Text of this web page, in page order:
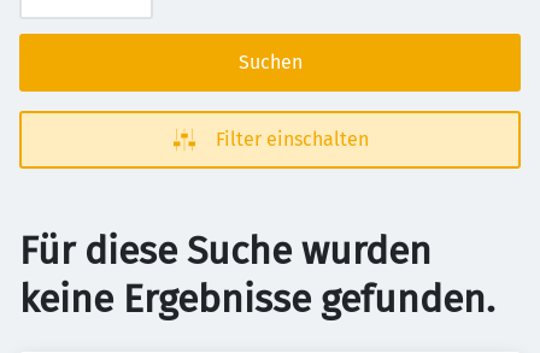
Suchen
Filter einschalten
Für diese Suche wurden
keine Ergebnisse gefunden.